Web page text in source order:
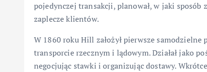
pojedynczej transakcji, planował, w jaki sposób
zaplecze klientów.
W 1860 roku Hill założył pierwsze
transporcie rzecznym i lądowym. Działał jako
negocjując stawki i organizując dostawy.